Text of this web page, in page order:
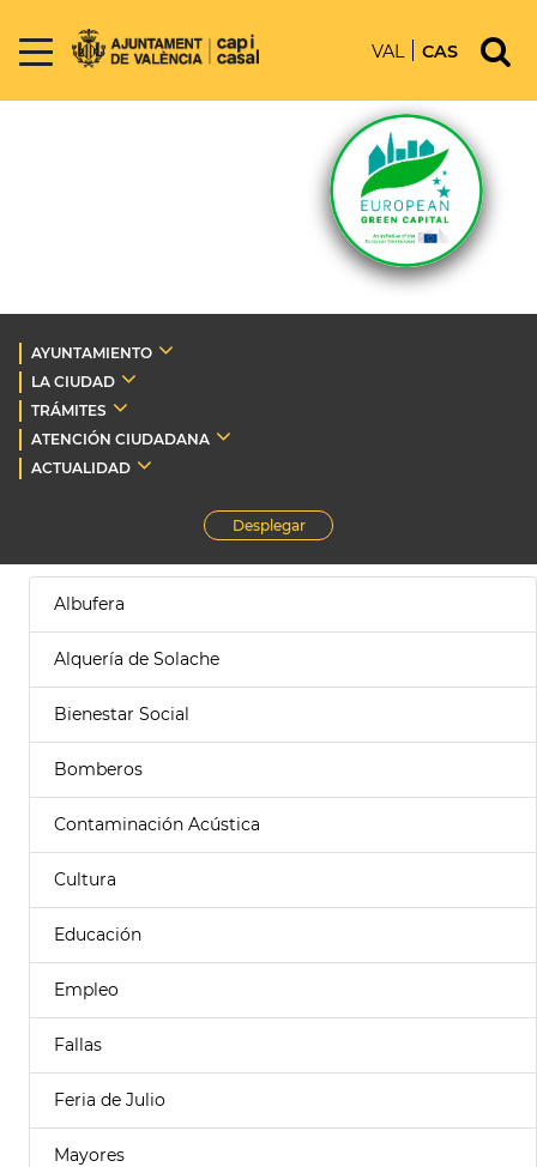
VAL CAS
AYUNTAMIENTO
LA CIUDAD
TRÁMITES
ATENCIÓN CIUDADANA
ACTUALIDAD
Desplegar
Albufera
Alquería de Solache
Bienestar Social
Bomberos
Contaminación Acústica
Cultura
Educación
Empleo
Fallas
Feria de Julio
Mayores